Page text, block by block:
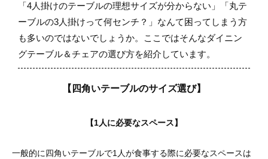
「4人掛けのテーブルの理想サイズが分からない」「丸テ
ーブルの3人掛けって何センチ？」なんて困ってしまう方
も多いのではないでしょうか。ここではそんなダイニン
グテーブル＆チェアの選び方を紹介しています。
【四角いテーブルのサイズ選び】
【1人に必要なスペース】
一般的に四角いテーブルで1人が食事する際に必要なスペースは